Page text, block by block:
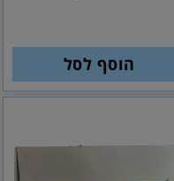
הוסף לסל